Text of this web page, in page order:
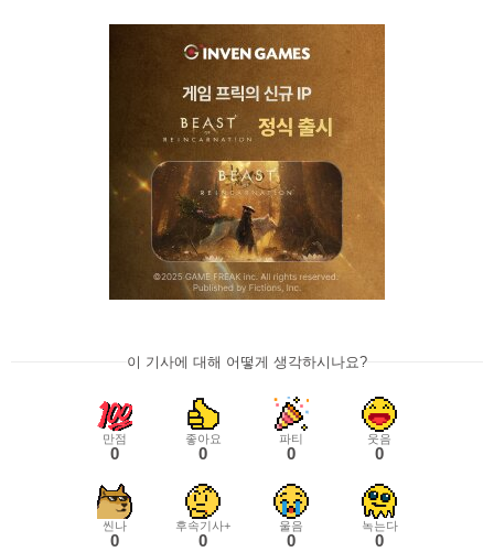
이 기사에 대해 어떻게 생각하시나요?
만점
0
좋아요
0
파티
0
웃음
0
씬나
0
후속기사+
0
울음
0
녹는다
0